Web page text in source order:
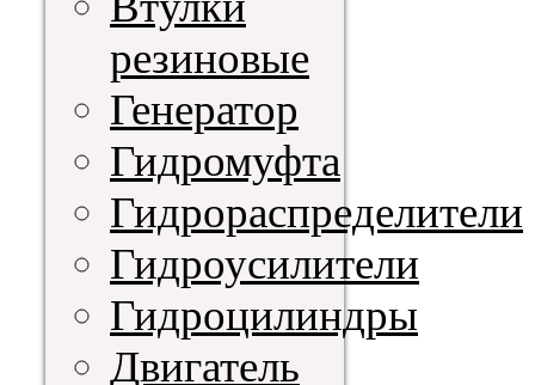
резиновые
Генератор
Гидромуфта
Гидрораспределители
Гидроусилители
Гидроцилиндры
Двигатель